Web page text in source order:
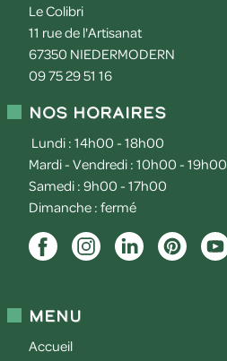
Le Colibri
11 rue de l'Artisanat
67350 NIEDERMODERN
09 75 29 51 16
Nos horaires
Lundi : 14h00 - 18h00
Mardi - Vendredi : 10h00 - 19h00
Samedi : 9h00 - 17h00
Dimanche : fermé
Menu
Accueil